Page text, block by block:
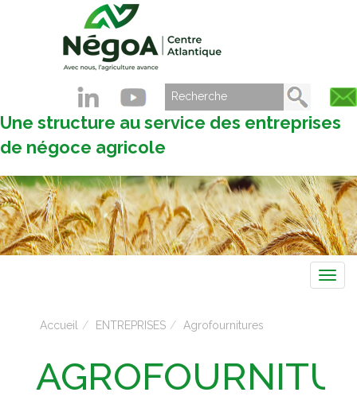
Une structure au service des entreprises
de négoce agricole
Accueil ENTREPRISES Agrofournitures